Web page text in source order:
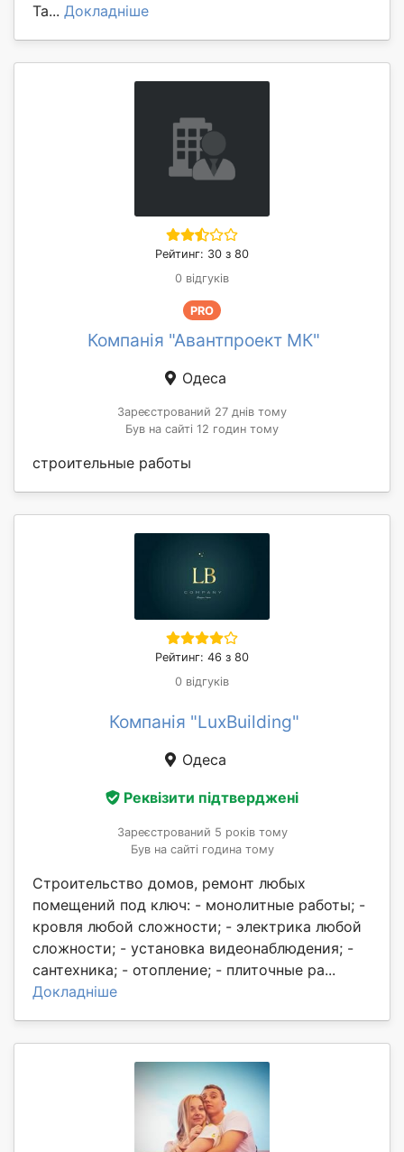
Та... Докладніше
Рейтинг: 30 з 80
0 відгуків
PRO
Компанія "Авантпроект МК"
Одеса
Зареєстрований 27 днів тому
Був на сайті 12 годин тому
строительные работы
Рейтинг: 46 з 80
0 відгуків
Компанія "LuxBuilding"
Одеса
Реквізити підтверджені
Зареєстрований 5 років тому
Був на сайті година тому
Строительство домов, ремонт любых
помещений под ключ: - монолитные работы; -
кровля любой сложности; - электрика любой
сложности; - установка видеонаблюдения; -
сантехника; - отопление; - плиточные ра...
Докладніше